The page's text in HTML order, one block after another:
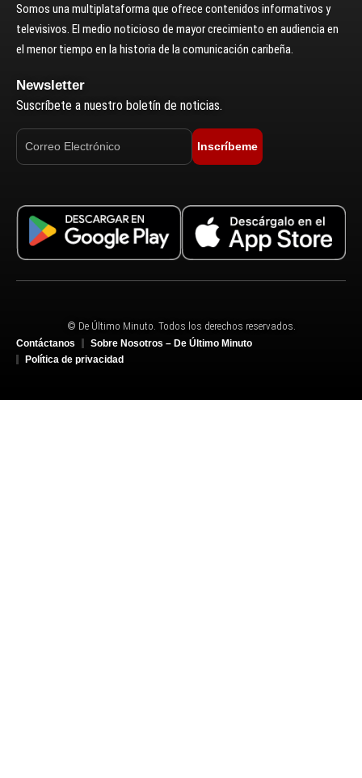
Somos una multiplataforma que ofrece contenidos informativos y
televisivos. El medio noticioso de mayor crecimiento en audiencia en
el menor tiempo en la historia de la comunicación caribeña.
Newsletter
Suscríbete a nuestro boletín de noticias.
Inscríbeme
© De Último Minuto. Todos los derechos reservados.
Contáctanos
Sobre Nosotros – De Último Minuto
Política de privacidad